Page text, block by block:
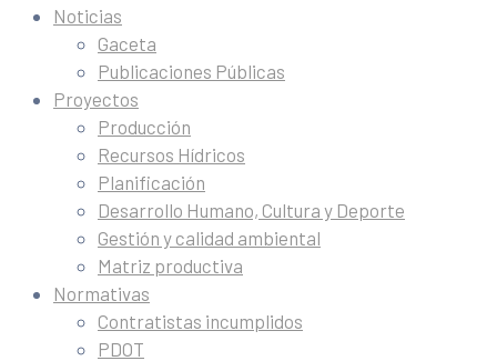
Noticias
Gaceta
Publicaciones Públicas
Proyectos
Producción
Recursos Hídricos
Planificación
Desarrollo Humano, Cultura y Deporte
Gestión y calidad ambiental
Matriz productiva
Normativas
Contratistas incumplidos
PDOT